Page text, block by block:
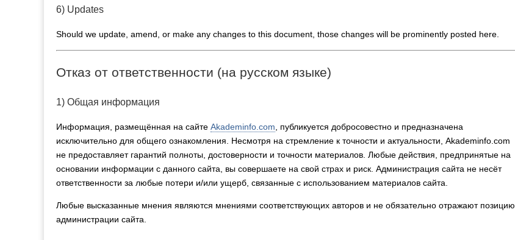
6) Updates
Should we update, amend, or make any changes to this document, those changes will be prominently posted here.
Отказ от ответственности (на русском языке)
1) Общая информация
Информация, размещённая на сайте Akademinfo.com , публикуется добросовестно и предназначена
исключительно для общего ознакомления. Несмотря на стремление к точности и актуальности, Akademinfo.com
не предоставляет гарантий полноты, достоверности и точности материалов. Любые действия, предпринятые на
основании информации с данного сайта, вы совершаете на свой страх и риск. Администрация сайта не несёт
ответственности за любые потери и/или ущерб, связанные с использованием материалов сайта.
Любые высказанные мнения являются мнениями соответствующих авторов и не обязательно отражают позицию
администрации сайта.